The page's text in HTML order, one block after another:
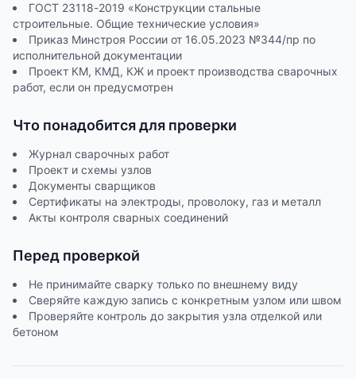
ГОСТ 23118-2019 «Конструкции стальные
строительные. Общие технические условия»
Приказ Минстроя России от 16.05.2023 №344/пр по
исполнительной документации
Проект КМ, КМД, КЖ и проект производства сварочных
работ, если он предусмотрен
Что понадобится для проверки
Журнал сварочных работ
Проект и схемы узлов
Документы сварщиков
Сертификаты на электроды, проволоку, газ и металл
Акты контроля сварных соединений
Перед проверкой
Не принимайте сварку только по внешнему виду
Сверяйте каждую запись с конкретным узлом или швом
Проверяйте контроль до закрытия узла отделкой или
бетоном